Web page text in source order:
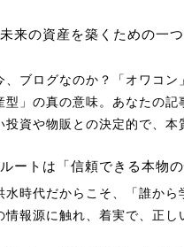
来の資産を築くための一
、ブログなのか？「オワコ
型」の真の意味。あなたの
投資や物販との決定的で、本
ートは「信頼できる本物
水時代だからこそ、「誰か
情報源に触れ、着実で、正し